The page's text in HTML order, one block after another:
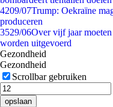
4209/07Trump: Oekraïne
produceren
3529/06Over vijf jaar moeten
worden uitgevoerd
Gezondheid
Gezondheid
Scrollbar gebruiken
opslaan